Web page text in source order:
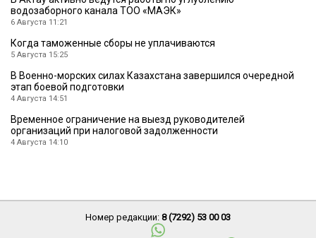
водозаборного канала ТОО «МАЭК»
6 Августа 11:21
Когда таможенные сборы не уплачиваются
5 Августа 15:25
В Военно-морских силах Казахстана завершился очередной
этап боевой подготовки
4 Августа 14:51
Временное ограничение на выезд руководителей
организаций при налоговой задолженности
4 Августа 14:10
Номер редакции: 8 (7292) 53 00 03